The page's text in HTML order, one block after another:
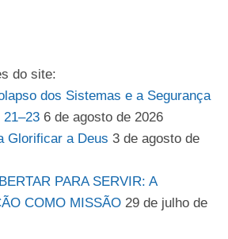
do site:
dos Sistemas e a Segurança
6 de agosto de 2026
Glorificar a Deus 3 de agosto de
PARA SERVIR: A
COMO MISSÃO 29 de julho de